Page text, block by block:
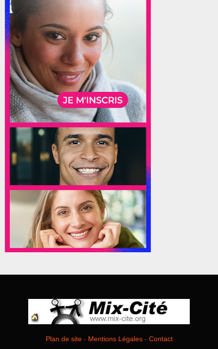
Plan de site- Mentions Légales- Contact